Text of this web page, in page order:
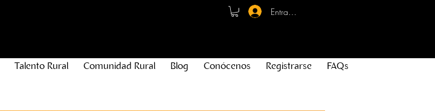
Entrar - Registro
Talento Rural Comunidad Rural Blog Conócenos Registrarse FAQs